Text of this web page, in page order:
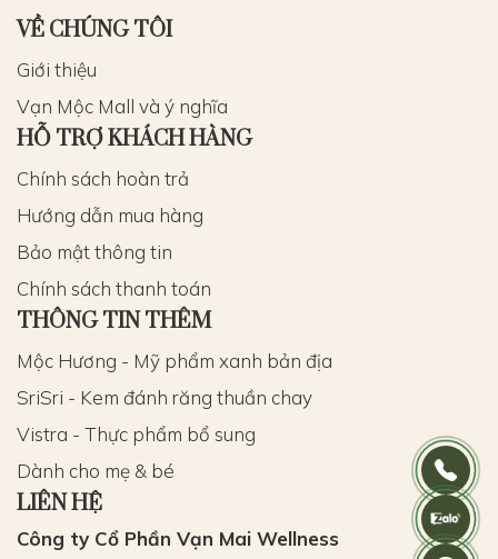
VỀ CHÚNG TÔI
Giới thiệu
Vạn Mộc Mall và ý nghĩa
HỖ TRỢ KHÁCH HÀNG
Chính sách hoàn trả
Hướng dẫn mua hàng
Bảo mật thông tin
Chính sách thanh toán
THÔNG TIN THÊM
Mộc Hương - Mỹ phẩm xanh bản địa
SriSri - Kem đánh răng thuần chay
Vistra - Thực phẩm bổ sung
Dành cho mẹ & bé
LIÊN HỆ
Công ty Cổ Phần Vạn Mai Wellness